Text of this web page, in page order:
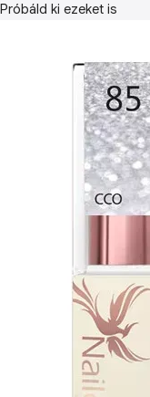
Próbáld ki ezeket is